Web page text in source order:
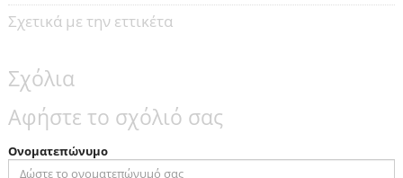
Σχετικά με την εττικέτα
Σχόλια
Αφήστε το σχόλιό σας
Ονοματεπώνυμο